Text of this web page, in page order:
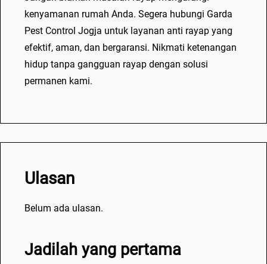
kenyamanan rumah Anda. Segera hubungi Garda
Pest Control Jogja untuk layanan anti rayap yang
efektif, aman, dan bergaransi. Nikmati ketenangan
hidup tanpa gangguan rayap dengan solusi
permanen kami.
Ulasan
Belum ada ulasan.
Jadilah yang pertama